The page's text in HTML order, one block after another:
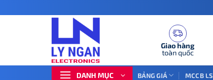
qua
Giao hàng
toàn quốc
DANH MỤC BẢNG GIÁ MCCB LS